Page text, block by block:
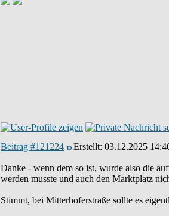
Beitrag #121224 Erstellt: 03.12.2025
Danke - wenn dem so ist, wurde also die
werden musste und auch den Marktplatz
Stimmt, bei Mitterhoferstraße sollte es